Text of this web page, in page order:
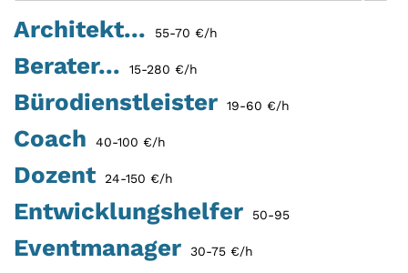
Architekt... 55-70 €/h
Berater... 15-280 €/h
Bürodienstleister 19-60 €/h
Coach 40-100 €/h
Dozent 24-150 €/h
Entwicklungshelfer 50-95
Eventmanager 30-75 €/h